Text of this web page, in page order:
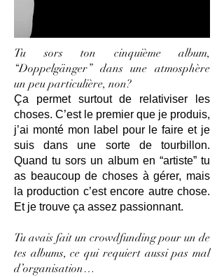
Tu sors ton cinquième album,
“Doppelgänger” dans une atmosphère
un peu particulière, non?
Ça permet surtout de relativiser les
choses. C’est le premier que je produis,
j’ai monté mon label pour le faire et je
suis dans une sorte de tourbillon.
Quand tu sors un album en “artiste” tu
as beaucoup de choses à gérer, mais
la production c’est encore autre chose.
Et je trouve ça assez passionnant.
Tu avais fait un crowdfunding pour un de
tes albums, ce qui requiert aussi pas mal
d’organisation…